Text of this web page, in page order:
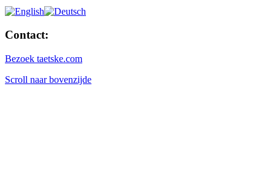
Contact:
Bezoek taetske.com
Scroll naar bovenzijde